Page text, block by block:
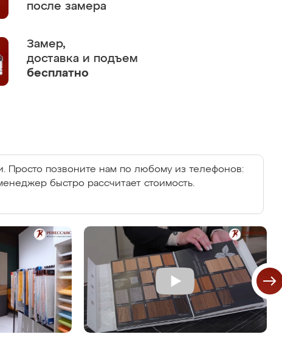
после замера
Замер,
доставка и подъем
бесплатно
Просто позвоните нам по любому из телефонов:
быстро рассчитает стоимость.